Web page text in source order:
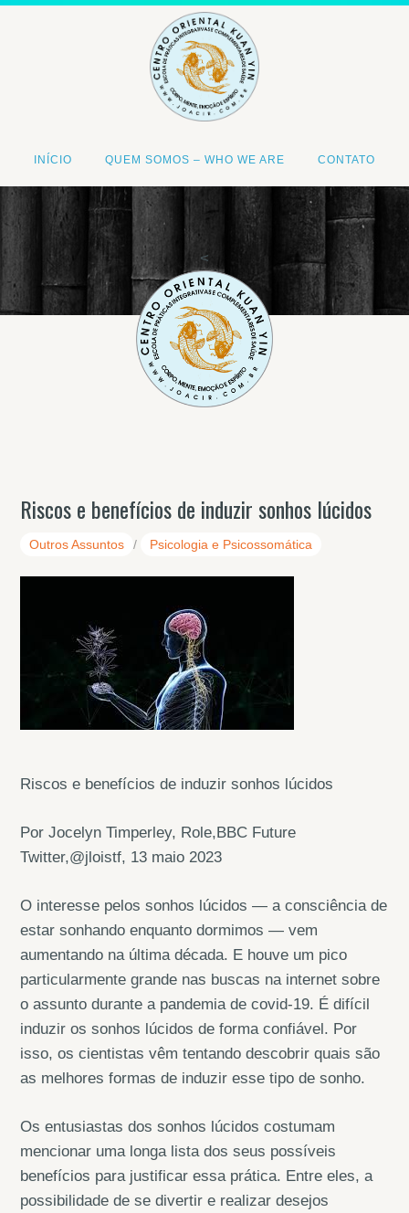
INÍCIO QUEM SOMOS – WHO WE ARE CONTATO
<
Riscos e benefícios de induzir sonhos lúcidos
Outros Assuntos / Psicologia e Psicossomática
Riscos e benefícios de induzir sonhos lúcidos
Por Jocelyn Timperley, Role,BBC Future
Twitter,@jloistf, 13 maio 2023
O interesse pelos sonhos lúcidos — a consciência de
estar sonhando enquanto dormimos — vem
aumentando na última década. E houve um pico
particularmente grande nas buscas na internet sobre
o assunto durante a pandemia de covid-19. É difícil
induzir os sonhos lúcidos de forma confiável. Por
isso, os cientistas vêm tentando descobrir quais são
as melhores formas de induzir esse tipo de sonho.
Os entusiastas dos sonhos lúcidos costumam
mencionar uma longa lista dos seus possíveis
benefícios para justificar essa prática. Entre eles, a
possibilidade de se divertir e realizar desejos